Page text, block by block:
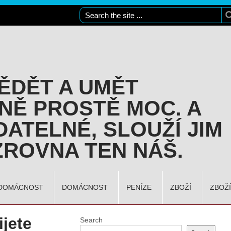
A UMĚT
PROSTĚ MOC. A
SLOUŽÍ JIM
TEN NÁŠ.
DOMÁCNOST PENÍZE ZBOŽÍ ZBOŽÍ
Search